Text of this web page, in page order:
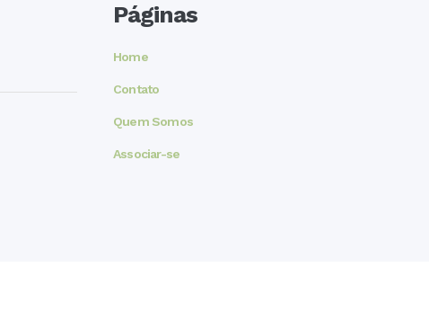
Páginas
Home
Contato
Quem Somos
Associar-se